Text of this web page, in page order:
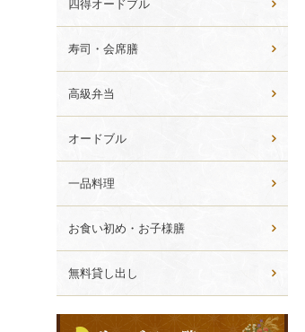
四得オードブル
寿司・会席膳
高級弁当
オードブル
一品料理
お食い初め・お子様膳
無料貸し出し